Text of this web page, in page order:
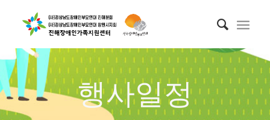
행사일정